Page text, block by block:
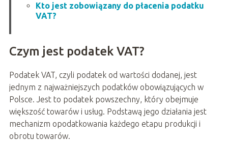
Kto jest zobowiązany do płacenia podatku
VAT?
Czym jest podatek VAT?
Podatek VAT, czyli podatek od wartości dodanej, jest
jednym z najważniejszych podatków obowiązujących w
Polsce. Jest to podatek powszechny, który obejmuje
większość towarów i usług. Podstawą jego działania jest
mechanizm opodatkowania każdego etapu produkcji i
obrotu towarów.